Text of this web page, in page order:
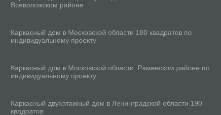
Всеволожском районе
200 м²
Каркасный дом в Московской области 180 квадратов по
индивидуальному проекту
100 м²
Каркасный дом в Московской области, Раменском районе по
индивидуальному проекту
190 м²
Каркасный двухэтажный дом в Ленинградской области 190
квадратов
160 м²